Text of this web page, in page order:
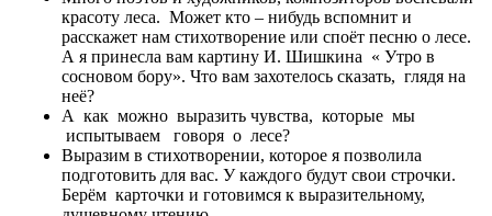
красоту леса. Может кто – нибудь вспомнит и
расскажет нам стихотворение или споёт песню о лесе.
А я принесла вам картину И. Шишкина « Утро в
сосновом бору». Что вам захотелось сказать, глядя на
неё?
А как можно выразить чувства, которые мы
испытываем говоря о лесе?
Выразим в стихотворении, которое я позволила
подготовить для вас. У каждого будут свои строчки.
Берём карточки и готовимся к выразительному,